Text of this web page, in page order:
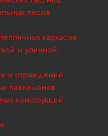
лесов
каркасов
и уличной
и ограждений
павильонов
конструкций